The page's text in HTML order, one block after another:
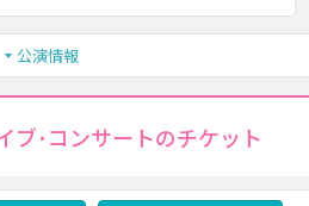
公演情報
ブ･コンサートのチケット